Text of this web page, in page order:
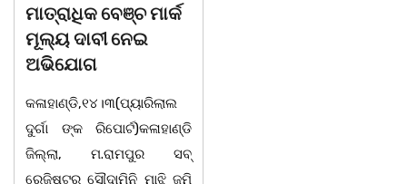
ମାତ୍ରାଧିକ ବେଞ୍ଚ ମାର୍କ
ମୂଲ୍ୟ ଦାବୀ ନେଇ
ଅଭିଯୋଗ
କଳାହାଣ୍ଡି,୧୪।୩(ପ୍ୟାରିଲାଲ
ଦୁର୍ଗା ଙ୍କ ରିପୋର୍ଟ)କଳାହାଣ୍ଡି
ଜିଲ୍ଲା, ମ.ରାମପୁର ସବ୍
ରେଜିଷ୍ଟର ସୌଦାମିନି ମାଝି ଜମି